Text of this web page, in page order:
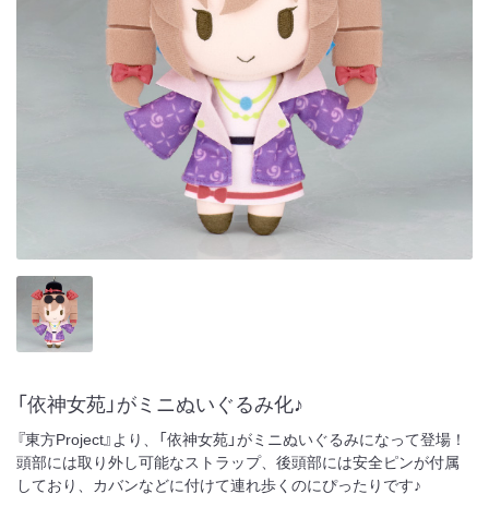
「依神女苑」がミニぬいぐるみ化♪
『東方Project』より、「依神女苑」がミニぬいぐるみになって登場！
頭部には取り外し可能なストラップ、後頭部には安全ピンが付属
しており、カバンなどに付けて連れ歩くのにぴったりです♪